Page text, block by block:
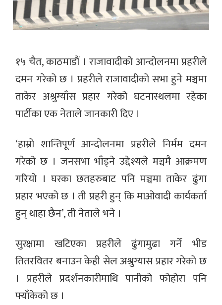
१५ चैत, काठमाडौं । राजावादीकाे आन्दोलनमा प्रहरीले
दमन गरेको छ । प्रहरीले राजावादीको सभा हुने मञ्चमा
ताकेर अश्रुग्याँस प्रहार गरेको घटनास्थलमा रहेका
पार्टीका एक नेताले जानकारी दिए ।
‘हाम्रो शान्तिपूर्ण आन्दोलनमा प्रहरीले निर्मम दमन
गरेको छ । जनसभा भाँड्ने उद्देश्यले मञ्चमै आक्रमण
गरियो । घरका छतहरुबाट पनि मञ्चमा ताकेर ढुंगा
प्रहार भएको छ । ती प्रहरी हुन् कि माओवादी कार्यकर्ता
हुन् थाहा छैन’, ती नेताले भने ।
सुरक्षामा खटिएका प्रहरीले ढुंगामुढा गर्ने भीड
तितरवितर बनाउन केही सेल अश्रुग्यास प्रहार गरेको छ
। प्रहरीले प्रदर्शनकारीमाथि पानीको फोहोरा पनि
फ्याँकेको छ ।